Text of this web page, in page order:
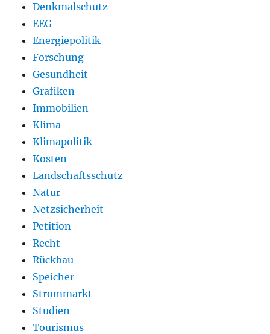
Denkmalschutz
EEG
Energiepolitik
Forschung
Gesundheit
Grafiken
Immobilien
Klima
Klimapolitik
Kosten
Landschaftsschutz
Natur
Netzsicherheit
Petition
Recht
Rückbau
Speicher
Strommarkt
Studien
Tourismus